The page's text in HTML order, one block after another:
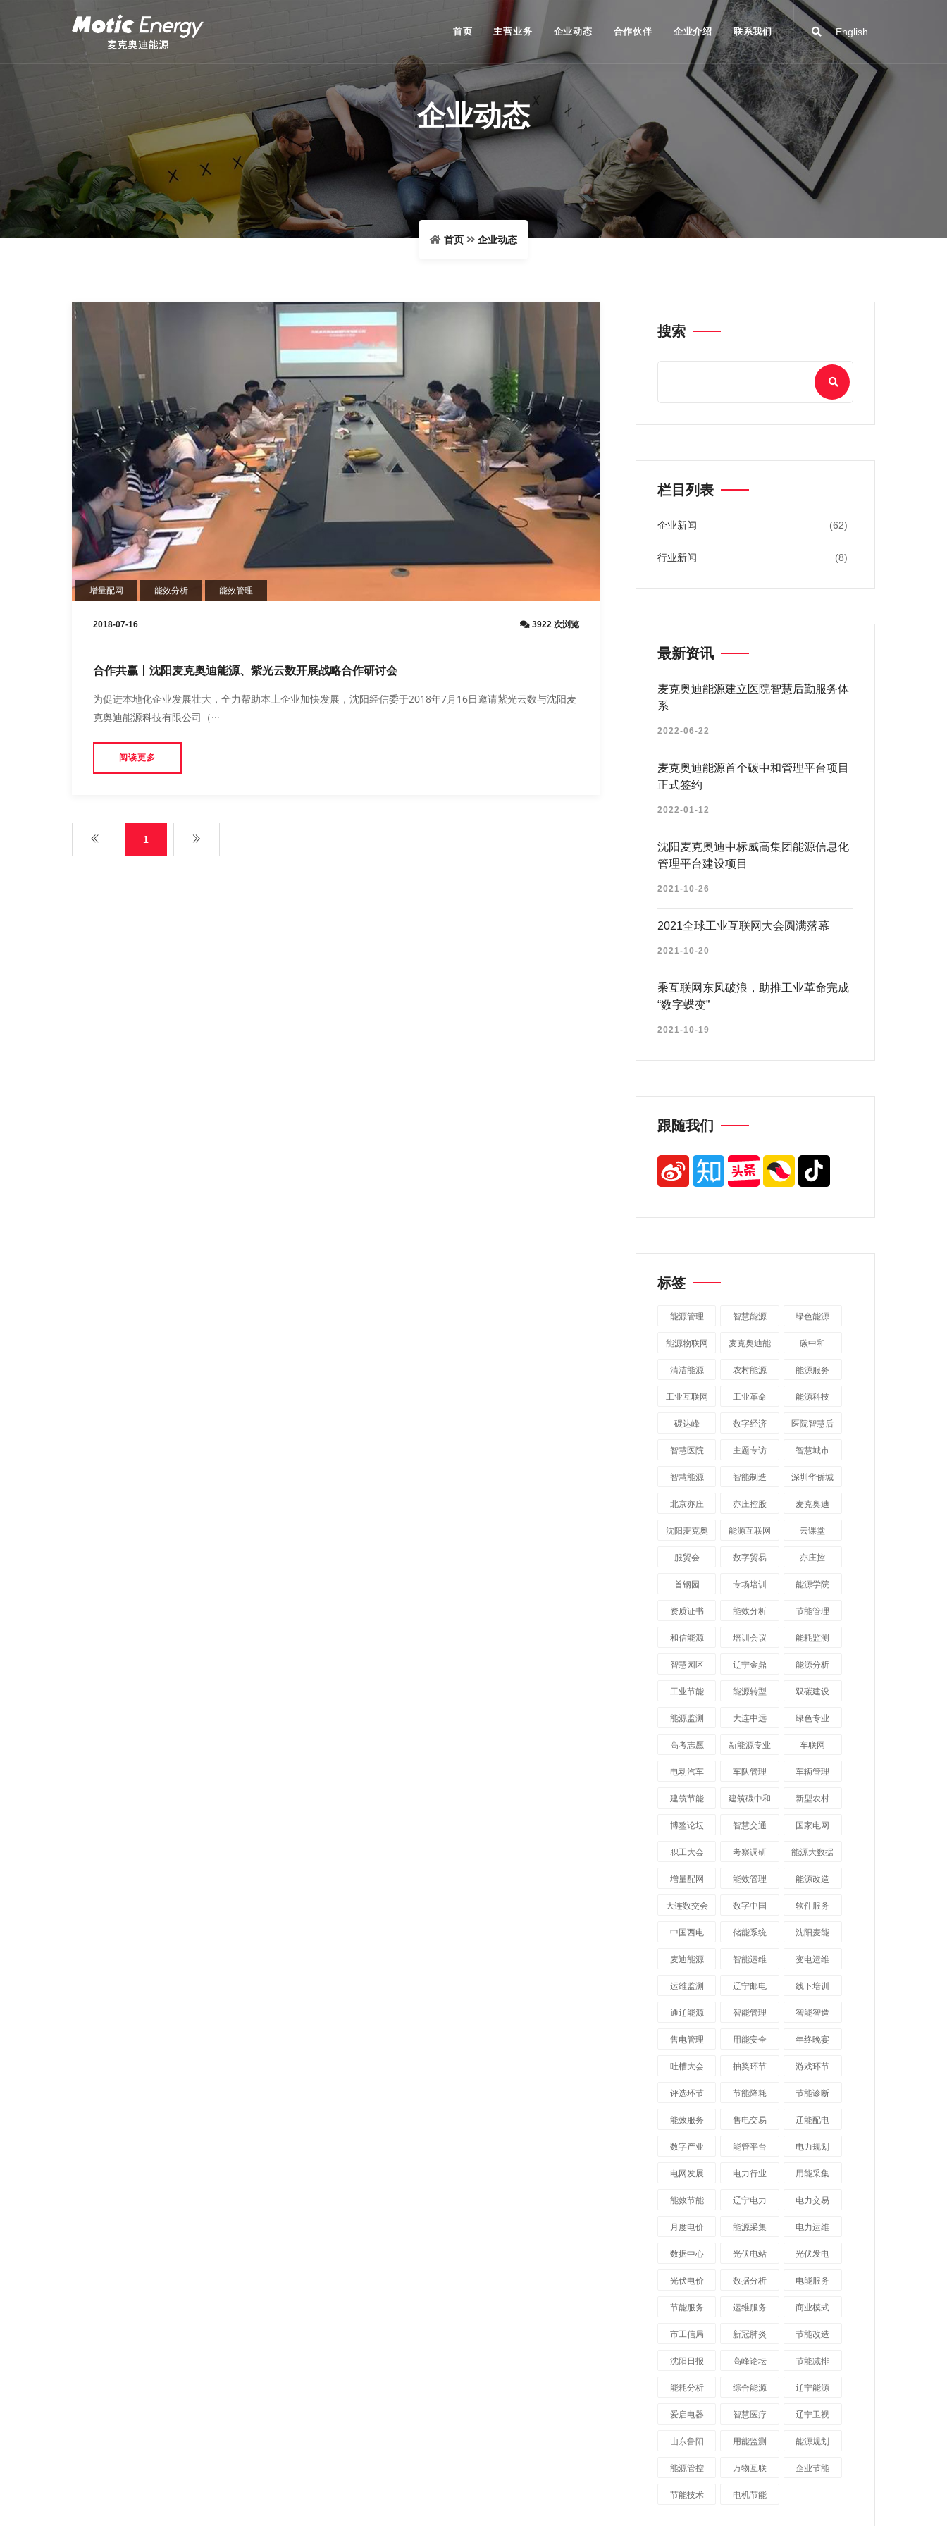
English
首页 主营业务 企业动态 合作伙伴 企业介绍 联系我们
企业动态
首页 企业动态
增量配网 能效分析 能效管理
2018-07-16 3922 次浏览
合作共赢丨沈阳麦克奥迪能源、紫光云数开展战略合作研讨会
为促进本地化企业发展壮大，全力帮助本土企业加快发展，沈阳经信委于2018年7月16日邀请紫光云数与沈阳麦
克奥迪能源科技有限公司（···
阅读更多
1
搜索
栏目列表
企业新闻 (62)
行业新闻 (8)
最新资讯
麦克奥迪能源建立医院智慧后勤服务体
系
2022-06-22
麦克奥迪能源首个碳中和管理平台项目
正式签约
2022-01-12
沈阳麦克奥迪中标威高集团能源信息化
管理平台建设项目
2021-10-26
2021全球工业互联网大会圆满落幕
2021-10-20
乘互联网东风破浪，助推工业革命完成
“数字蝶变”
2021-10-19
跟随我们
标签
能源管理 智慧能源 绿色能源
能源物联网 麦克奥迪能
源
碳中和
清洁能源 农村能源 能源服务
工业互联网 工业革命 能源科技
碳达峰 数字经济 医院智慧后
勤
智慧医院 主题专访 智慧城市
​智慧能源 智能制造 深圳华侨城
北京亦庄 亦庄控股 麦克奥迪
沈阳麦克奥
迪
能源互联网 云课堂
服贸会 数字贸易 亦庄控
首钢园 专场培训 能源学院
资质证书 能效分析 节能管理
和信能源 培训会议 能耗监测
智慧园区 辽宁金鼎 能源分析
工业节能 能源转型 双碳建设
能源监测 大连中远 绿色专业
高考志愿 新能源专业 车联网
电动汽车 车队管理 车辆管理
建筑节能 建筑碳中和 新型农村
博鳌论坛 智慧交通 国家电网
职工大会 考察调研 能源大数据
增量配网 能效管理 能源改造
大连数交会 数字中国 软件服务
中国西电 储能系统 沈阳麦能
麦迪能源 智能运维 变电运维
运维监测 辽宁邮电 线下培训
通辽能源 智能管理 智能智造
售电管理 用能安全 年终晚宴
吐槽大会 抽奖环节 游戏环节
评选环节 节能降耗 节能诊断
能效服务 售电交易 辽能配电
数字产业 能管平台 电力规划
电网发展 电力行业 用能采集
能效节能 辽宁电力 电力交易
月度电价 能源采集 电力运维
数据中心 光伏电站 光伏发电
光伏电价 数据分析 电能服务
节能服务 运维服务 商业模式
市工信局 新冠肺炎 节能改造
沈阳日报 高峰论坛 节能减排
能耗分析 综合能源 辽宁能源
爱启电器 智慧医疗 辽宁卫视
山东鲁阳 用能监测 能源规划
能源管控 万物互联 企业节能
节能技术 电机节能